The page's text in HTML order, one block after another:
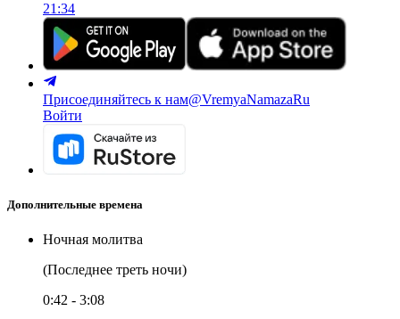
21:34
Присоединяйтесь к нам@VremyaNamazaRu
Войти
Дополнительные времена
Ночная молитва
(Последнее треть ночи)
0:42 - 3:08